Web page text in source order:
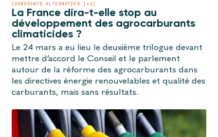
CARBURANTS ALTERNATIFS [+2]
La France dira-t-elle stop au
développement des agrocarburants
climaticides ?
Le 24 mars a eu lieu le deuxième trilogue devant
mettre d’accord le Conseil et le parlement
autour de la réforme des agrocarburants dans
les directives énergie renouvelables et qualité des
carburants, mais sans résultats.